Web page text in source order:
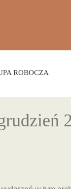
ROBOCZA